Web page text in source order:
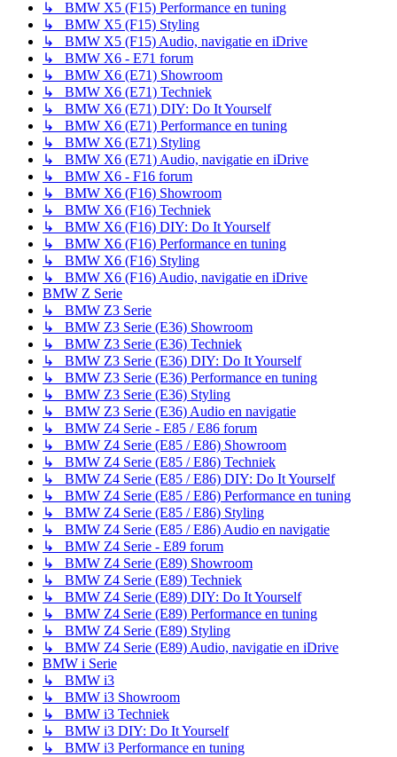
↳ BMW X5 (F15) Performance en tuning
↳ BMW X5 (F15) Styling
↳ BMW X5 (F15) Audio, navigatie en iDrive
↳ BMW X6 - E71 forum
↳ BMW X6 (E71) Showroom
↳ BMW X6 (E71) Techniek
↳ BMW X6 (E71) DIY: Do It Yourself
↳ BMW X6 (E71) Performance en tuning
↳ BMW X6 (E71) Styling
↳ BMW X6 (E71) Audio, navigatie en iDrive
↳ BMW X6 - F16 forum
↳ BMW X6 (F16) Showroom
↳ BMW X6 (F16) Techniek
↳ BMW X6 (F16) DIY: Do It Yourself
↳ BMW X6 (F16) Performance en tuning
↳ BMW X6 (F16) Styling
↳ BMW X6 (F16) Audio, navigatie en iDrive
BMW Z Serie
↳ BMW Z3 Serie
↳ BMW Z3 Serie (E36) Showroom
↳ BMW Z3 Serie (E36) Techniek
↳ BMW Z3 Serie (E36) DIY: Do It Yourself
↳ BMW Z3 Serie (E36) Performance en tuning
↳ BMW Z3 Serie (E36) Styling
↳ BMW Z3 Serie (E36) Audio en navigatie
↳ BMW Z4 Serie - E85 / E86 forum
↳ BMW Z4 Serie (E85 / E86) Showroom
↳ BMW Z4 Serie (E85 / E86) Techniek
↳ BMW Z4 Serie (E85 / E86) DIY: Do It Yourself
↳ BMW Z4 Serie (E85 / E86) Performance en tuning
↳ BMW Z4 Serie (E85 / E86) Styling
↳ BMW Z4 Serie (E85 / E86) Audio en navigatie
↳ BMW Z4 Serie - E89 forum
↳ BMW Z4 Serie (E89) Showroom
↳ BMW Z4 Serie (E89) Techniek
↳ BMW Z4 Serie (E89) DIY: Do It Yourself
↳ BMW Z4 Serie (E89) Performance en tuning
↳ BMW Z4 Serie (E89) Styling
↳ BMW Z4 Serie (E89) Audio, navigatie en iDrive
BMW i Serie
↳ BMW i3
↳ BMW i3 Showroom
↳ BMW i3 Techniek
↳ BMW i3 DIY: Do It Yourself
↳ BMW i3 Performance en tuning